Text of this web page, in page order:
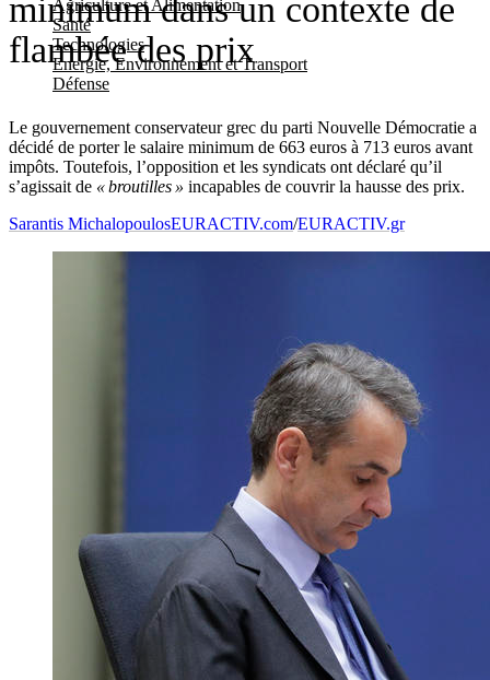
Agriculture et Alimentation
Santé
Technologies
Energie, Environnement et Transport
Défense
minimum dans un contexte de
flambée des prix
Le gouvernement conservateur grec du parti Nouvelle Démocratie a
décidé de porter le salaire minimum de 663 euros à 713 euros avant
impôts. Toutefois, l’opposition et les syndicats ont déclaré qu’il
s’agissait de « broutilles » incapables de couvrir la hausse des prix.
Sarantis MichalopoulosEURACTIV.com/EURACTIV.gr